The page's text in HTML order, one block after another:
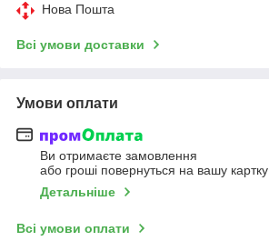
Нова Пошта
Всі умови доставки
Умови оплати
Ви отримаєте замовлення
або гроші повернуться на вашу картку
Детальніше
Всі умови оплати